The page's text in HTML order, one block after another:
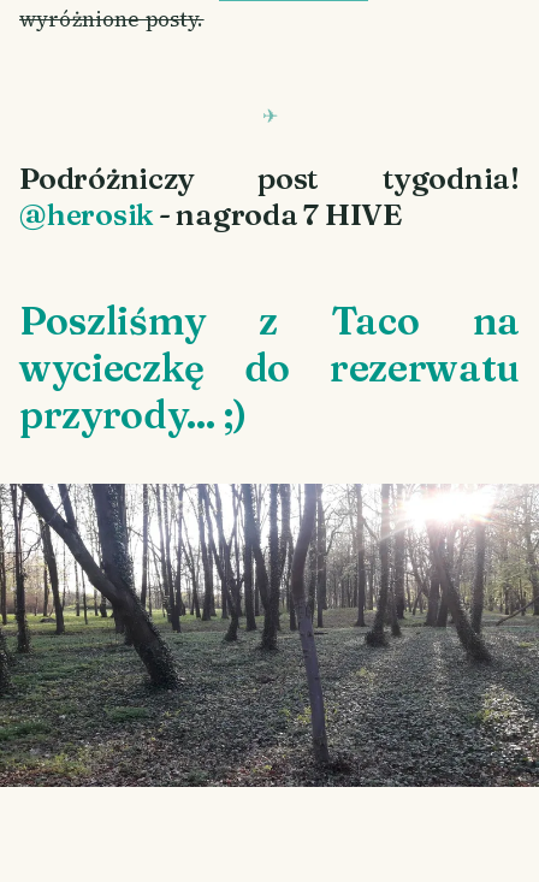
wyróżnione posty.
Podróżniczy post tygodnia!
@herosik - nagroda 7 HIVE
Poszliśmy z Taco na
wycieczkę do rezerwatu
przyrody... ;)